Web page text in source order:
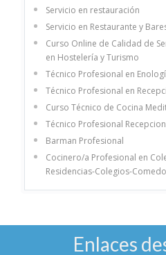
Servicio en restauración
Servicio en Restaurante y
Curso Online de Calidad de
en Hostelería y Turismo
Técnico Profesional en
Técnico Profesional en
Curso Técnico de Cocina
Técnico Profesional
Barman Profesional
Cocinero/a Profesional en
Residencias-Colegios-
Enlaces